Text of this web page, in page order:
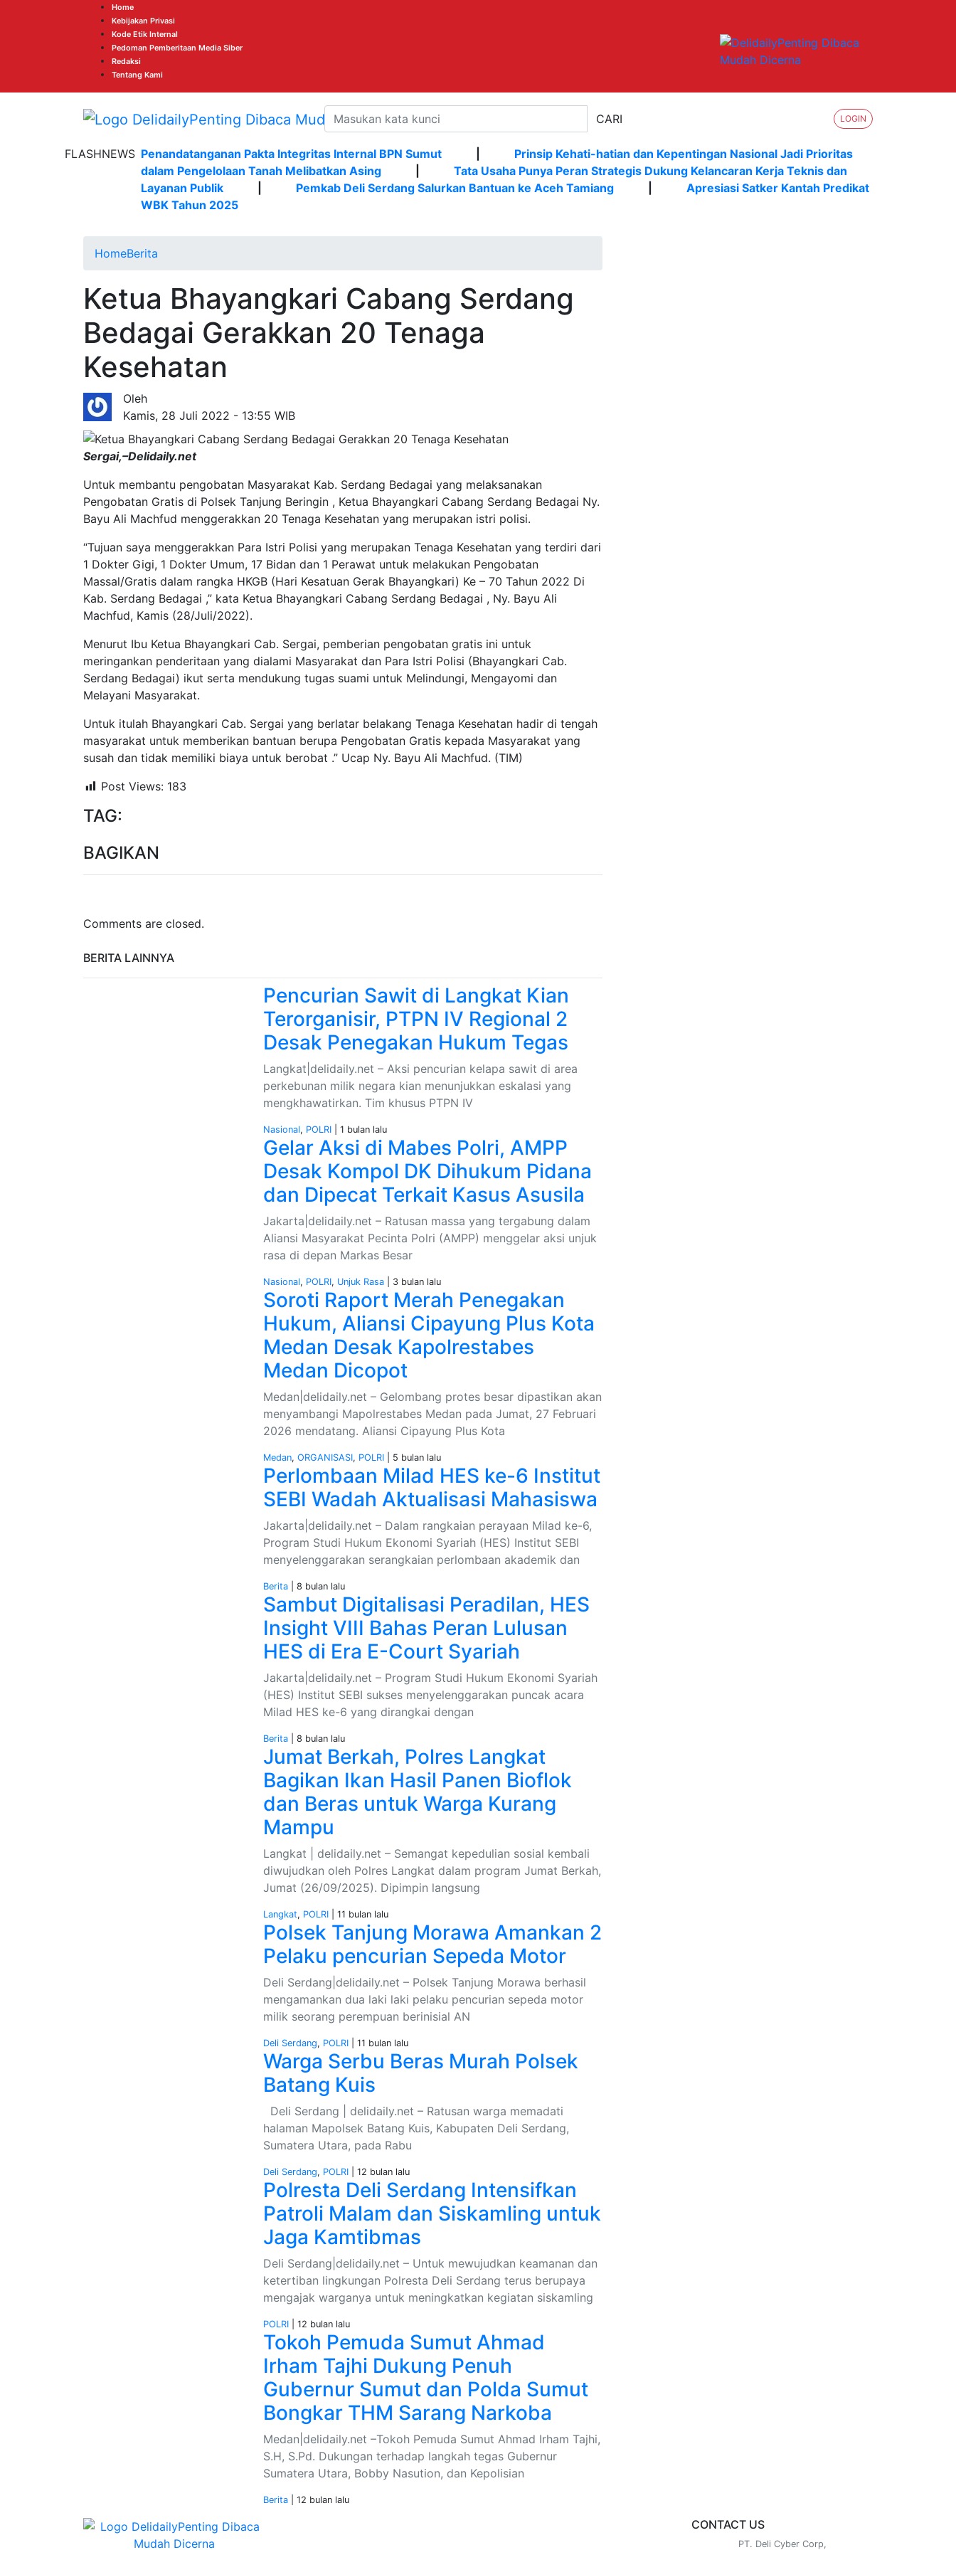
Home
Kebijakan Privasi
Kode Etik Internal
Pedoman Pemberitaan Media Siber
Redaksi
Tentang Kami
CARI LOGIN
FLASHNEWS Penandatanganan Pakta Integritas Internal BPN Sumut
Prinsip Kehati-hatian dan Kepentingan Nasional Jadi Prioritas
dalam Pengelolaan Tanah Melibatkan Asing
Tata Usaha Punya Peran Strategis Dukung Kelancaran Kerja Teknis dan
Layanan Publik
Pemkab Deli Serdang Salurkan Bantuan ke Aceh Tamiang
Apresiasi Satker Kantah Predikat
WBK Tahun 2025
HomeBerita
Ketua Bhayangkari Cabang Serdang
Bedagai Gerakkan 20 Tenaga
Kesehatan
Oleh
Kamis, 28 Juli 2022 - 13:55 WIB
Sergai,–Delidaily.net
Untuk membantu pengobatan Masyarakat Kab. Serdang Bedagai yang melaksanakan
Pengobatan Gratis di Polsek Tanjung Beringin , Ketua Bhayangkari Cabang Serdang Bedagai Ny.
Bayu Ali Machfud menggerakkan 20 Tenaga Kesehatan yang merupakan istri polisi.
“Tujuan saya menggerakkan Para Istri Polisi yang merupakan Tenaga Kesehatan yang terdiri dari
1 Dokter Gigi, 1 Dokter Umum, 17 Bidan dan 1 Perawat untuk melakukan Pengobatan
Massal/Gratis dalam rangka HKGB (Hari Kesatuan Gerak Bhayangkari) Ke – 70 Tahun 2022 Di
Kab. Serdang Bedagai ,” kata Ketua Bhayangkari Cabang Serdang Bedagai , Ny. Bayu Ali
Machfud, Kamis (28/Juli/2022).
Menurut Ibu Ketua Bhayangkari Cab. Sergai, pemberian pengobatan gratis ini untuk
meringankan penderitaan yang dialami Masyarakat dan Para Istri Polisi (Bhayangkari Cab.
Serdang Bedagai) ikut serta mendukung tugas suami untuk Melindungi, Mengayomi dan
Melayani Masyarakat.
Untuk itulah Bhayangkari Cab. Sergai yang berlatar belakang Tenaga Kesehatan hadir di tengah
masyarakat untuk memberikan bantuan berupa Pengobatan Gratis kepada Masyarakat yang
susah dan tidak memiliki biaya untuk berobat .” Ucap Ny. Bayu Ali Machfud. (TIM)
Post Views: 183
TAG:
BAGIKAN
Comments are closed.
BERITA LAINNYA
Pencurian Sawit di Langkat Kian
Terorganisir, PTPN IV Regional 2
Desak Penegakan Hukum Tegas
Langkat|delidaily.net – Aksi pencurian kelapa sawit di area
perkebunan milik negara kian menunjukkan eskalasi yang
mengkhawatirkan. Tim khusus PTPN IV
Nasional, POLRI | 1 bulan lalu
Gelar Aksi di Mabes Polri, AMPP
Desak Kompol DK Dihukum Pidana
dan Dipecat Terkait Kasus Asusila
Jakarta|delidaily.net – Ratusan massa yang tergabung dalam
Aliansi Masyarakat Pecinta Polri (AMPP) menggelar aksi unjuk
rasa di depan Markas Besar
Nasional, POLRI, Unjuk Rasa | 3 bulan lalu
Soroti Raport Merah Penegakan
Hukum, Aliansi Cipayung Plus Kota
Medan Desak Kapolrestabes
Medan Dicopot
Medan|delidaily.net – Gelombang protes besar dipastikan akan
menyambangi Mapolrestabes Medan pada Jumat, 27 Februari
2026 mendatang. Aliansi Cipayung Plus Kota
Medan,ORGANISASI, POLRI | 5 bulan lalu
Perlombaan Milad HES ke-6 Institut
SEBI Wadah Aktualisasi Mahasiswa
Jakarta|delidaily.net – Dalam rangkaian perayaan Milad ke-6,
Program Studi Hukum Ekonomi Syariah (HES) Institut SEBI
menyelenggarakan serangkaian perlombaan akademik dan
Berita | 8 bulan lalu
Sambut Digitalisasi Peradilan, HES
Insight VIII Bahas Peran Lulusan
HES di Era E-Court Syariah
Jakarta|delidaily.net – Program Studi Hukum Ekonomi Syariah
(HES) Institut SEBI sukses menyelenggarakan puncak acara
Milad HES ke-6 yang dirangkai dengan
Berita | 8 bulan lalu
Jumat Berkah, Polres Langkat
Bagikan Ikan Hasil Panen Bioflok
dan Beras untuk Warga Kurang
Mampu
Langkat | delidaily.net – Semangat kepedulian sosial kembali
diwujudkan oleh Polres Langkat dalam program Jumat Berkah,
Jumat (26/09/2025). Dipimpin langsung
Langkat, POLRI | 11 bulan lalu
Polsek Tanjung Morawa Amankan 2
Pelaku pencurian Sepeda Motor
Deli Serdang|delidaily.net – Polsek Tanjung Morawa berhasil
mengamankan dua laki laki pelaku pencurian sepeda motor
milik seorang perempuan berinisial AN
Deli Serdang, POLRI | 11 bulan lalu
Warga Serbu Beras Murah Polsek
Batang Kuis
Deli Serdang | delidaily.net – Ratusan warga memadati
halaman Mapolsek Batang Kuis, Kabupaten Deli Serdang,
Sumatera Utara, pada Rabu
Deli Serdang, POLRI | 12 bulan lalu
Polresta Deli Serdang Intensifkan
Patroli Malam dan Siskamling untuk
Jaga Kamtibmas
Deli Serdang|delidaily.net – Untuk mewujudkan keamanan dan
ketertiban lingkungan Polresta Deli Serdang terus berupaya
mengajak warganya untuk meningkatkan kegiatan siskamling
POLRI | 12 bulan lalu
Tokoh Pemuda Sumut Ahmad
Irham Tajhi Dukung Penuh
Gubernur Sumut dan Polda Sumut
Bongkar THM Sarang Narkoba
Medan|delidaily.net –Tokoh Pemuda Sumut Ahmad Irham Tajhi,
S.H, S.Pd. Dukungan terhadap langkah tegas Gubernur
Sumatera Utara, Bobby Nasution, dan Kepolisian
Berita | 12 bulan lalu
CONTACT US
PT. Deli Cyber Corp,